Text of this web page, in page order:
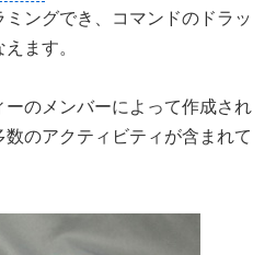
ングでき、コマンドのドラッ
ます。
のメンバーによって作成され
のアクティビティが含まれて